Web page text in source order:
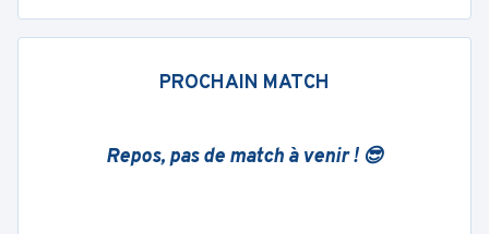
PROCHAIN MATCH
Repos, pas de match à venir ! 😎